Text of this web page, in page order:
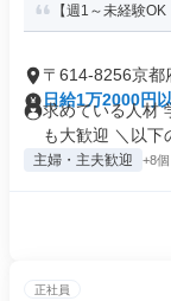
【週1～未経験
〒614-8256京都
日給1万2000円
求めている人材
も大歓迎 ＼以下
主婦・主夫歓迎 +8個
正社員